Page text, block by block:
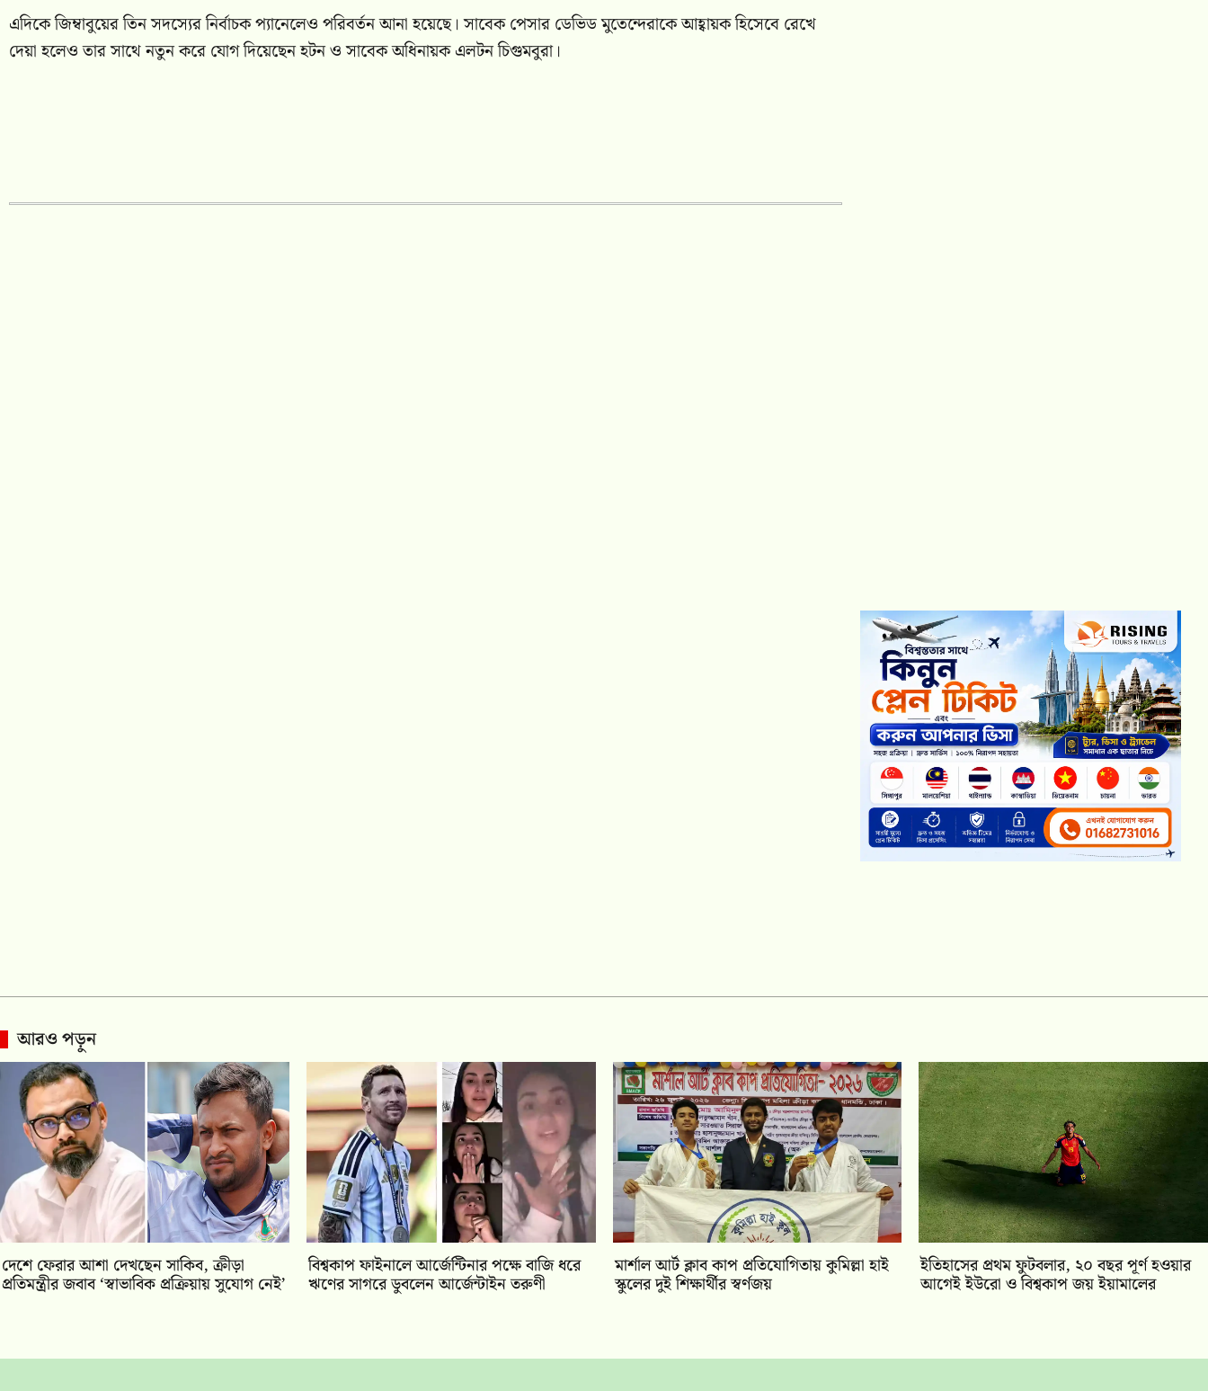
এদিকে জিম্বাবুয়ের তিন সদস্যের নির্বাচক প্যানেলেও পরিবর্তন আনা হয়েছে। সাবেক পেসার ডেভিড মুতেন্দেরাকে আহ্বায়ক হিসেবে রেখে
দেয়া হলেও তার সাথে নতুন করে যোগ দিয়েছেন হটন ও সাবেক অধিনায়ক এলটন চিগুমবুরা।
আরও পড়ুন
দেশে ফেরার আশা দেখছেন সাকিব, ক্রীড়া
প্রতিমন্ত্রীর জবাব ‘স্বাভাবিক প্রক্রিয়ায় সুযোগ নেই’
বিশ্বকাপ ফাইনালে আর্জেন্টিনার পক্ষে বাজি ধরে
ঋণের সাগরে ডুবলেন আর্জেন্টাইন তরুণী
মার্শাল আর্ট ক্লাব কাপ প্রতিযোগিতায় কুমিল্লা হাই
স্কুলের দুই শিক্ষার্থীর স্বর্ণজয়
ইতিহাসের প্রথম ফুটবলার, ২০ বছর পূর্ণ হওয়ার
আগেই ইউরো ও বিশ্বকাপ জয় ইয়ামালের